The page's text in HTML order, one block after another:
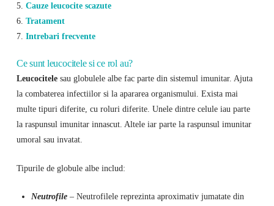
5. Cauze leucocite scazute
6. Tratament
7. Intrebari frecvente
Ce sunt leucocitele si ce rol au?
Leucocitelesau globulele albe fac parte din sistemul imunitar. Ajuta
la combaterea infectiilor si la apararea organismului. Exista mai
multe tipuri diferite, cu roluri diferite. Unele dintre celule iau parte
la raspunsul imunitar innascut. Altele iar parte la raspunsul imunitar
umoral sau invatat.
Tipurile de globule albe includ:
Neutrofile– Neutrofilele reprezinta aproximativ jumatate din